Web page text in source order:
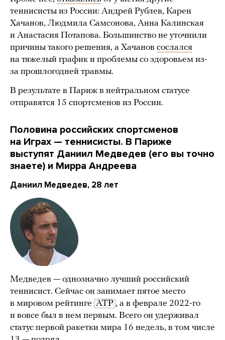
теннисисты из России: Андрей Рублев, Карен
Хачанов, Людмила Самсонова, Анна Калинская
и Анастасия Потапова. Большинство не уточнили
причины такого решения, а Хачанов сослался
на тяжелый график и проблемы со здоровьем из-
за прошлогодней травмы.
В результате в Париж в нейтральном статусе
отправятся 15 спортсменов из России.
Половина российских спортсменов
на Играх — теннисисты. В Париже
выступят Даниил Медведев (его вы точно
знаете) и Мирра Андреева
Даниил Медведев, 28 лет
Медведев — однозначно лучший российский
теннисист. Сейчас он занимает пятое место
в мировом рейтинге ATP , а в феврале 2022-го
и вовсе был в нем первым. Всего он удерживал
статус первой ракетки мира 16 недель, в том числе